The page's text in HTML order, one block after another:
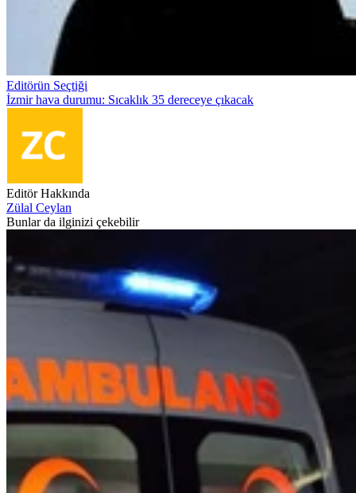
Editörün Seçtiği
İzmir hava durumu: Sıcaklık 35 dereceye çıkacak
Editör Hakkında
Zülal Ceylan
Bunlar da ilginizi çekebilir